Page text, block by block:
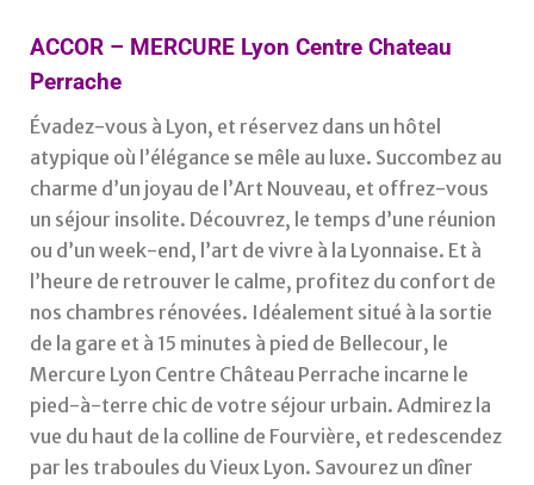
ACCOR – MERCURE Lyon Centre Chateau
Perrache
Évadez-vous à Lyon, et réservez dans un hôtel
atypique où l’élégance se mêle au luxe. Succombez au
charme d’un joyau de l’Art Nouveau, et offrez-vous
un séjour insolite. Découvrez, le temps d’une réunion
ou d’un week-end, l’art de vivre à la Lyonnaise. Et à
l’heure de retrouver le calme, profitez du confort de
nos chambres rénovées. Idéalement situé à la sortie
de la gare et à 15 minutes à pied de Bellecour, le
Mercure Lyon Centre Château Perrache incarne le
pied-à-terre chic de votre séjour urbain. Admirez la
vue du haut de la colline de Fourvière, et redescendez
par les traboules du Vieux Lyon. Savourez un dîner